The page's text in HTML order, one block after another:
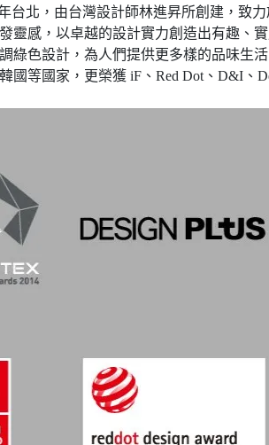
台北，由台灣設計師林進昇所創建，致
靈感，以卓越的設計實力創造出有趣、
綠色設計，為人們提供更多樣的品味生
國等國家，更榮獲 iF、Red Dot、D&I、